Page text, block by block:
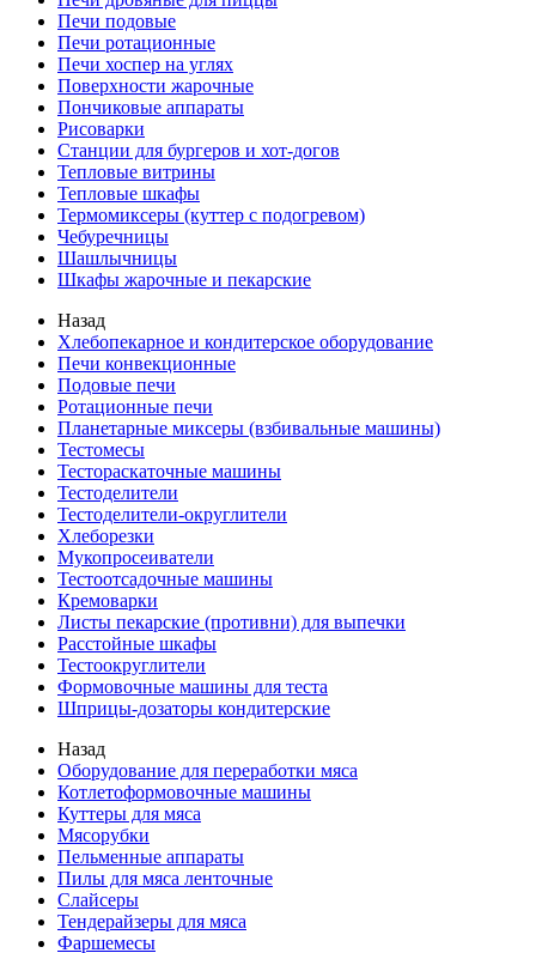
Печи подовые
Печи ротационные
Печи хоспер на углях
Поверхности жарочные
Пончиковые аппараты
Рисоварки
Станции для бургеров и хот-догов
Тепловые витрины
Тепловые шкафы
Термомиксеры (куттер с подогревом)
Чебуречницы
Шашлычницы
Шкафы жарочные и пекарские
Назад
Хлебопекарное и кондитерское оборудование
Печи конвекционные
Подовые печи
Ротационные печи
Планетарные миксеры (взбивальные машины)
Тестомесы
Тестораскаточные машины
Тестоделители
Тестоделители-округлители
Хлеборезки
Мукопросеиватели
Тестоотсадочные машины
Кремоварки
Листы пекарские (противни) для выпечки
Расстойные шкафы
Тестоокруглители
Формовочные машины для теста
Шприцы-дозаторы кондитерские
Назад
Оборудование для переработки мяса
Котлетоформовочные машины
Куттеры для мяса
Мясорубки
Пельменные аппараты
Пилы для мяса ленточные
Слайсеры
Тендерайзеры для мяса
Фаршемесы